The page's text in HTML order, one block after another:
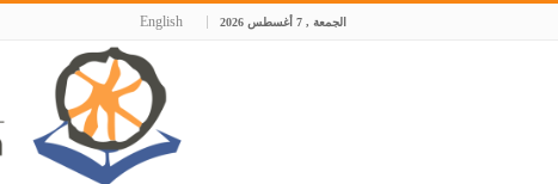
الجمعة , 7 أغسطس 2026 English